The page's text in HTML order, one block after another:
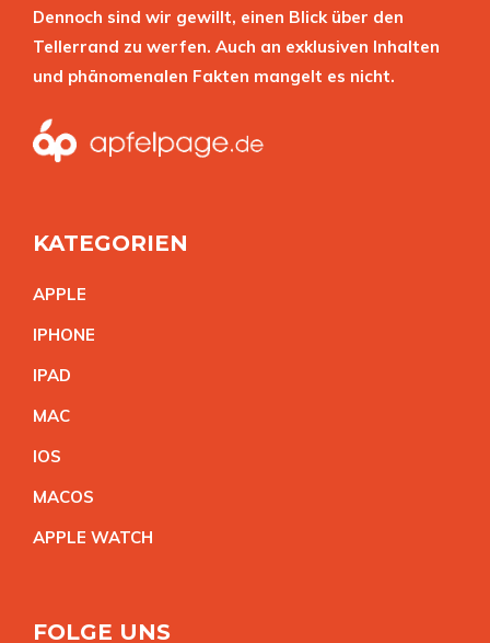
Dennoch sind wir gewillt, einen Blick über den
Tellerrand zu werfen. Auch an exklusiven Inhalten
und phänomenalen Fakten mangelt es nicht.
KATEGORIEN
APPLE
IPHONE
IPAD
MAC
IOS
MACOS
APPLE WATCH
FOLGE UNS